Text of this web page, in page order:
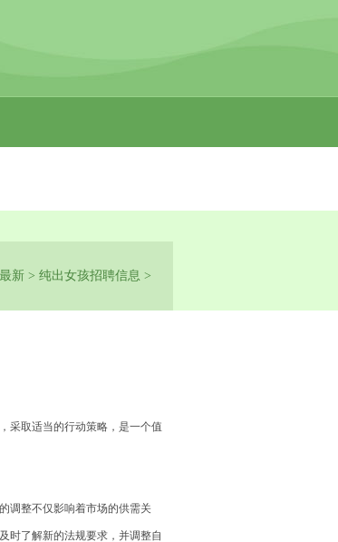
新 > 纯出女孩招聘信息 >
采取适当的行动策略，是一个值
调整不仅影响着市场的供需关
时了解新的法规要求，并调整自